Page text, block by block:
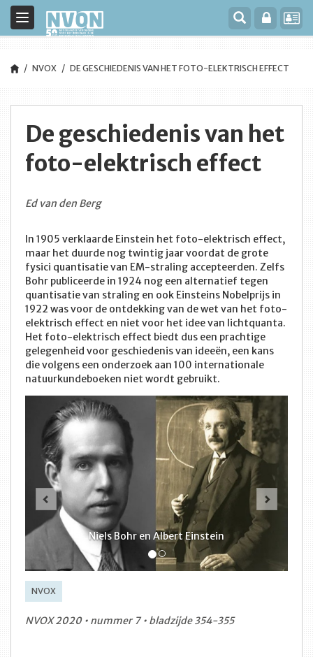
Toggle
navigation
NVOX DE GESCHIEDENIS VAN HET FOTO-ELEKTRISCH EFFECT
De geschiedenis van het
foto-elektrisch effect
Ed van den Berg
In 1905 verklaarde Einstein het foto-elektrisch effect,
maar het duurde nog twintig jaar voordat de grote
fysici quantisatie van EM-straling accepteerden. Zelfs
Bohr publiceerde in 1924 nog een alternatief tegen
quantisatie van straling en ook Einsteins Nobelprijs in
1922 was voor de ontdekking van de wet van het foto-
elektrisch effect en niet voor het idee van lichtquanta.
Het foto-elektrisch effect biedt dus een prachtige
gelegenheid voor geschiedenis van ideeën, een kans
die volgens een onderzoek aan 100 internationale
natuurkundeboeken niet wordt gebruikt.
Niels Bohr en Albert Einstein
Vorige
NVOX
NVOX 2020 • nummer 7 • bladzijde 354-355